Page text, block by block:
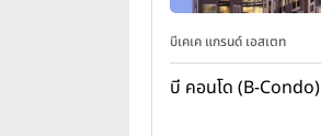
บีเคเค แกรนด์ เอสเตท
บี คอนโด (B-Condo)